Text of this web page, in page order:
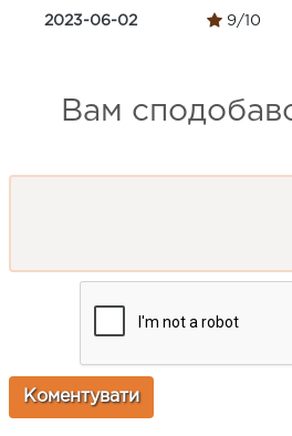
2023-06-02 9/10
Вам